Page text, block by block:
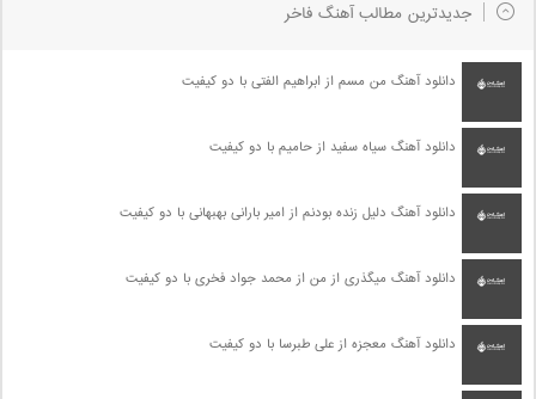
جدیدترین مطالب آهنگ فاخر
دانلود آهنگ من مسم از ابراهیم الفتی با دو کیفیت
دانلود آهنگ سیاه سفید از حامیم با دو کیفیت
دانلود آهنگ دلیل زنده بودنم از امیر بارانی بهبهانی با دو کیفیت
دانلود آهنگ میگذری از من از محمد جواد فخری با دو کیفیت
دانلود آهنگ معجزه از علی طبرسا با دو کیفیت